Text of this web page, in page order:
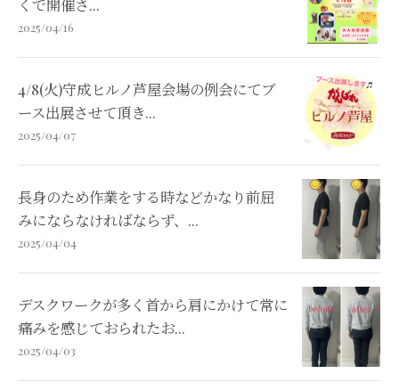
くで開催さ...
2025/04/16
4/8(火)守成ヒルノ芦屋会場の例会にてブ
ース出展させて頂き...
2025/04/07
長身のため作業をする時などかなり前屈
みにならなければならず、...
2025/04/04
デスクワークが多く首から肩にかけて常に
痛みを感じておられたお...
2025/04/03